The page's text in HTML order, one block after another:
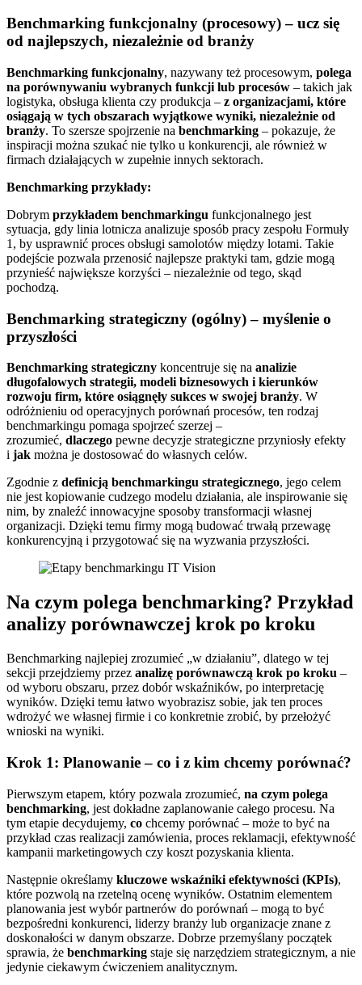
Benchmarking funkcjonalny (procesowy) – ucz się
od najlepszych, niezależnie od branży
Benchmarking funkcjonalny, nazywany też procesowym, polega
na porównywaniu wybranych funkcji lub procesów – takich jak
logistyka, obsługa klienta czy produkcja – z organizacjami, które
osiągają w tych obszarach wyjątkowe wyniki, niezależnie od
branży. To szersze spojrzenie na benchmarking – pokazuje, że
inspiracji można szukać nie tylko u konkurencji, ale również w
firmach działających w zupełnie innych sektorach.
Benchmarking przykłady:
Dobrym przykładem benchmarkingu funkcjonalnego jest
sytuacja, gdy linia lotnicza analizuje sposób pracy zespołu Formuły
1, by usprawnić proces obsługi samolotów między lotami. Takie
podejście pozwala przenosić najlepsze praktyki tam, gdzie mogą
przynieść największe korzyści – niezależnie od tego, skąd
pochodzą.
Benchmarking strategiczny (ogólny) – myślenie o
przyszłości
Benchmarking strategiczny koncentruje się na analizie
długofalowych strategii, modeli biznesowych i kierunków
rozwoju firm, które osiągnęły sukces w swojej branży. W
odróżnieniu od operacyjnych porównań procesów, ten rodzaj
benchmarkingu pomaga spojrzeć szerzej –
zrozumieć, dlaczego pewne decyzje strategiczne przyniosły efekty
i jak można je dostosować do własnych celów.
Zgodnie z definicją benchmarkingu strategicznego, jego celem
nie jest kopiowanie cudzego modelu działania, ale inspirowanie się
nim, by znaleźć innowacyjne sposoby transformacji własnej
organizacji. Dzięki temu firmy mogą budować trwałą przewagę
konkurencyjną i przygotować się na wyzwania przyszłości.
Na czym polega benchmarking? Przykład
analizy porównawczej krok po kroku
Benchmarking najlepiej zrozumieć „w działaniu”, dlatego w tej
sekcji przejdziemy przez analizę porównawczą krok po kroku –
od wyboru obszaru, przez dobór wskaźników, po interpretację
wyników. Dzięki temu łatwo wyobrazisz sobie, jak ten proces
wdrożyć we własnej firmie i co konkretnie zrobić, by przełożyć
wnioski na wyniki.
Krok 1: Planowanie – co i z kim chcemy porównać?
Pierwszym etapem, który pozwala zrozumieć, na czym polega
benchmarking, jest dokładne zaplanowanie całego procesu. Na
tym etapie decydujemy, co chcemy porównać – może to być na
przykład czas realizacji zamówienia, proces reklamacji, efektywność
kampanii marketingowych czy koszt pozyskania klienta.
Następnie określamy kluczowe wskaźniki efektywności (KPIs),
które pozwolą na rzetelną ocenę wyników. Ostatnim elementem
planowania jest wybór partnerów do porównań – mogą to być
bezpośredni konkurenci, liderzy branży lub organizacje znane z
doskonałości w danym obszarze. Dobrze przemyślany początek
sprawia, że benchmarking staje się narzędziem strategicznym, a nie
jedynie ciekawym ćwiczeniem analitycznym.